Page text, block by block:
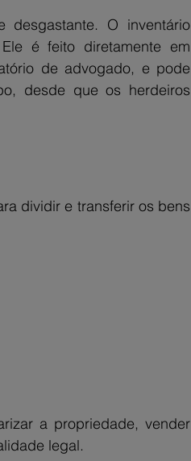
O inventário
é feito diretamente em
de advogado, e pode
desde que os herdeiros
dividir e transferir os bens
a propriedade, vender
legal.